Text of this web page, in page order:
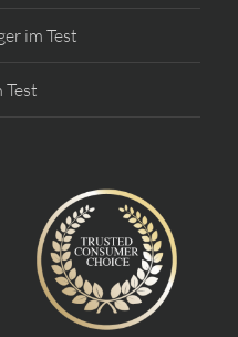
im Test
Test